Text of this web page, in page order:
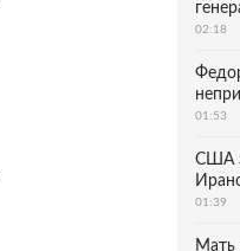
02:18
01:53
США
01:39
Мать